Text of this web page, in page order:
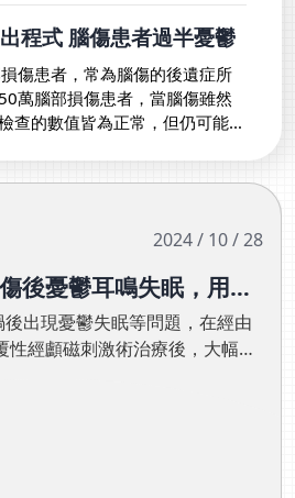
程式 腦傷患者過半憂鬱
傷患者，常為腦傷的後遺症所
萬腦部損傷患者，當腦傷雖然
查的數值皆為正常，但仍可能因
的困擾。光田綜合醫院神經內科
者的痛苦，是一般人難以想像
損傷腦部的工程師，在中風前過
，卻再也寫不出程式，最後只能
地表示，像這名患者在受傷後，
生掉進谷底，而醫療體系卻再難
常造成很多的悲劇。美國有統計
近半數都有憂鬱的後遺症，更是
王馨範醫師呼籲民眾重視腦傷的
2024 / 10 / 28
後憂鬱耳鳴失眠，用重
(rTMS)讓生活回歸正常
出現憂鬱失眠等問題，在經由
經顱磁刺激術治療後，大幅改
生車禍，她的頭部受到撞擊、